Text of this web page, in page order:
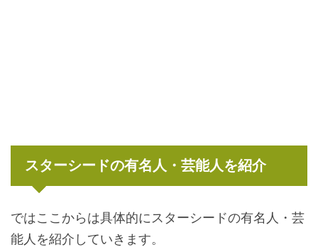
スターシードの有名人・芸能人を紹介
ではここからは具体的にスターシードの有名人・芸
能人を紹介していきます。